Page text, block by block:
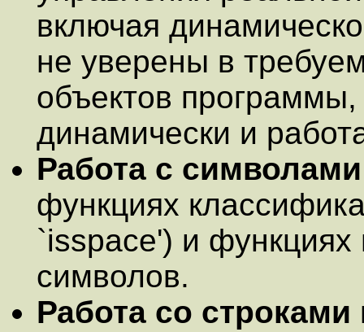
включая
не уверены в
объектов
динамически и
Работа с символами
функциях
`isspace') и функциях
символов.
Работа со